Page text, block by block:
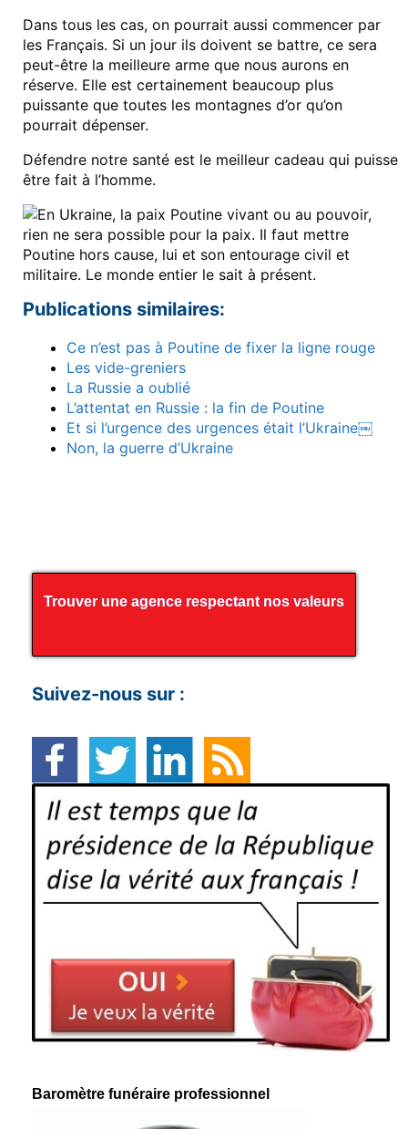
Dans tous les cas, on pourrait aussi commencer par
les Français. Si un jour ils doivent se battre, ce sera
peut-être la meilleure arme que nous aurons en
réserve. Elle est certainement beaucoup plus
puissante que toutes les montagnes d’or qu’on
pourrait dépenser.
Défendre notre santé est le meilleur cadeau qui puisse
être fait à l’homme.
Publications similaires:
Ce n’est pas à Poutine de fixer la ligne rouge
Les vide-greniers
La Russie a oublié
L’attentat en Russie : la fin de Poutine
Et si l’urgence des urgences était l’Ukraine￼
Non, la guerre d’Ukraine
Trouver une agence respectant nos valeurs
Suivez-nous sur :
Baromètre funéraire professionnel